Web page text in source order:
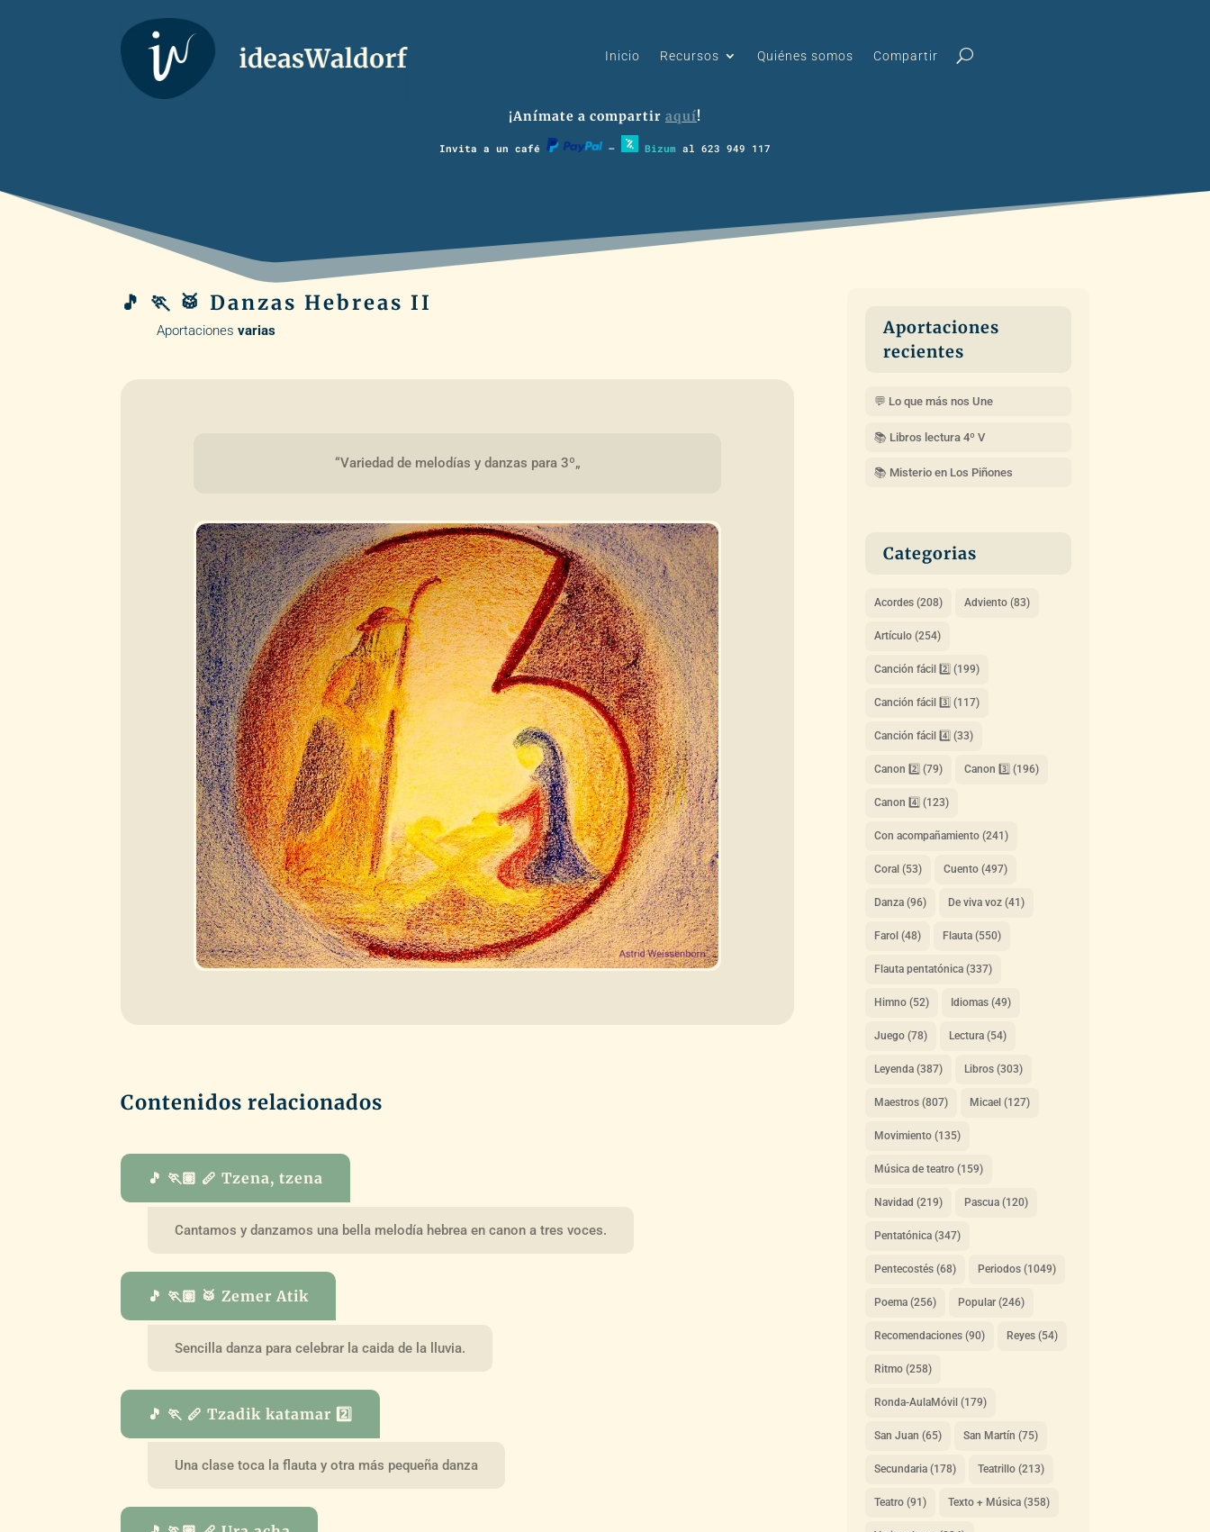
Inicio Recursos Quiénes somos Compartir
¡Anímate a compartir aquí!
Invita a un café – Bizum al 623 949 117
🎵 🏃 🥁 Danzas Hebreas II
Aportacionesvarias
“Variedad de melodías y danzas para 3º„
Contenidos relacionados
🎵 🏃🏽 🪈 Tzena, tzena
Cantamos y danzamos una bella melodía hebrea en canon a tres voces.
🎵 🏃🏽 🥁 Zemer Atik
Sencilla danza para celebrar la caida de la lluvia.
🎵 🏃 🪈 Tzadik katamar 2️⃣
Una clase toca la flauta y otra más pequeña danza
Aportaciones
recientes
💬 Lo que más nos Une
📚 Libros lectura 4º V
📚 Misterio en Los Piñones
Categorias
Acordes(208) Adviento(83)
Artículo(254)
Canción fácil 2️⃣ (199)
Canción fácil 3️⃣ (117)
Canción fácil 4️⃣ (33)
Canon 2️⃣ (79) Canon 3️⃣ (196)
Canon 4️⃣ (123)
Con acompañamiento(241)
Coral (53) Cuento(497)
Danza(96) De viva voz(41)
Farol (48) Flauta(550)
Flauta pentatónica(337)
Himno(52) Idiomas(49)
Juego(78) Lectura(54)
Leyenda(387) Libros(303)
Maestros(807) Micael (127)
Movimiento(135)
Música de teatro(159)
Navidad (219) Pascua(120)
Pentatónica(347)
Pentecostés(68) Periodos(1049)
Poema(256) Popular(246)
Recomendaciones(90) Reyes(54)
Ritmo(258)
Ronda-AulaMóvil (179)
San Juan (65) San Martín (75)
Secundaria(178) Teatrillo(213)
Teatro(91) Texto + Música(358)